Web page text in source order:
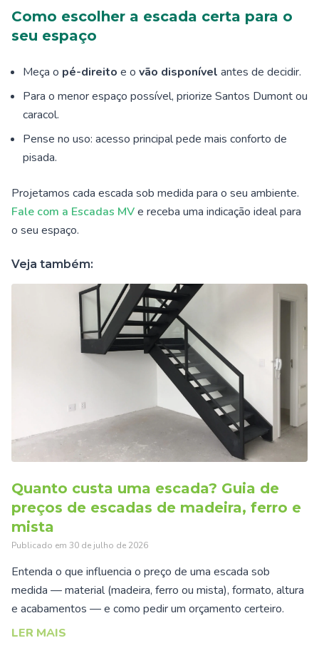
Como escolher a escada certa para o
seu espaço
Meça o pé-direito e o vão disponível antes de decidir.
Para o menor espaço possível, priorize Santos Dumont ou
caracol.
Pense no uso: acesso principal pede mais conforto de
pisada.
Projetamos cada escada sob medida para o seu ambiente.
Fale com a Escadas MVe receba uma indicação ideal para
o seu espaço.
Veja também:
Quanto custa uma escada? Guia de
preços de escadas de madeira, ferro e
mista
Publicado em 30 de julho de 2026
Entenda o que influencia o preço de uma escada sob
medida — material (madeira, ferro ou mista), formato, altura
e acabamentos — e como pedir um orçamento certeiro.
LER MAIS